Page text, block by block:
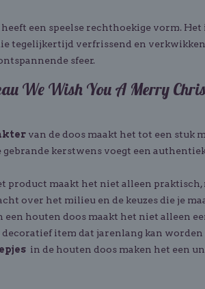
een speelse rechthoekige vorm. Het
tegelijkertijd verfrissend en
sfeer.
We Wish You A Merry
van de doos maakt het tot een stuk
gebrande kerstwens voegt een
product maakt het niet alleen praktisch,
over het milieu en de keuzes die je
een houten doos maakt het niet alleen
decoratief item dat jarenlang kan worden
in de houten doos maken het een